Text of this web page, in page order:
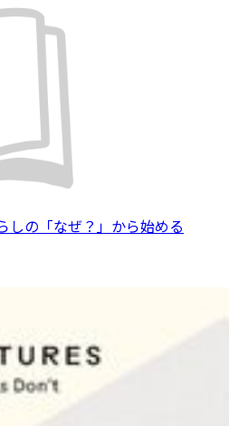
しの「なぜ？」から始める